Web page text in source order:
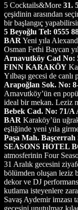
5 Cocktails&More 31.
çeşidinin arasından
bir başlangıç
5 Beyoğlu Tel: 0555
BAR Yeni yıla
Osman Fethi Baycan
Arnavutköy Cad No:
FINN KARAKÖY
Yılbaşı gecesi de
Arapoğlan Sok. No:
Arnavutköy’ün en
ideal bir mekan. Leziz
Bebek Cad. No: 71/A
BAR Karaköy’ün
eşliğinde yeni yıla
Paşa Mah. Başcerrah
SEASONS HOTEL
atmosferinin Four
31 Aralık gecesini
bölümden oluşan leziz
dekor ve DJ
kutlama isteyenlere
Savaş Aydemir imzası
gecesini unutulmaz